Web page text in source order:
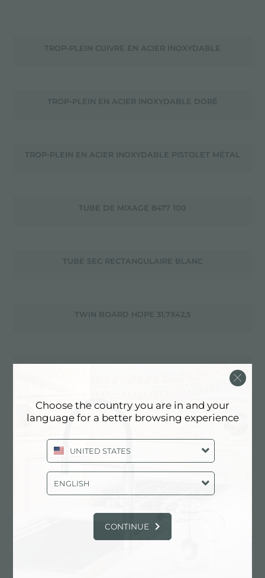
TROP-PLEIN CUIVRE EN ACIER INOXYDABLE
TROP-PLEIN EN ACIER INOXYDABLE DORÉ
TROP-PLEIN EN ACIER INOXYDABLE PISTOLET MÉTAL
TUBE DE MIXAGE 8477 100
TUBE SEC RECTANGULAIRE BLANC
TWIN BOARD HDPE 31,7X42,5
TWIX PLUS 8427 020 MÉLANGEUR
VIDANGE EN ACIER INOXYDABLE DORÉ
Ø13/8” MIXER TAPS
Choose the country you are in and your
language for a better browsing experience
UNITED STATES
ENGLISH
CONTINUE